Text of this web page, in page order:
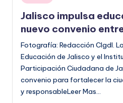
o
r
m
a
ti
v
en
Jalisco impulsa
nuevo convenio entre
Fotografía: Redacción CIgdl.
Educación de Jalisco y el
Participación Ciudadana de
convenio para fortalecer la
y responsableLeer Mas…